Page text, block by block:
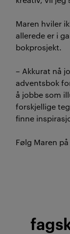
Maren hviler
allerede er i
bokprosjekt.
– Akkurat nå
adventsbok
å jobbe som
forskjellige
finne
Følg Maren